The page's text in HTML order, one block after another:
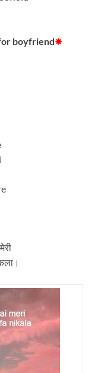
boyfriend✸